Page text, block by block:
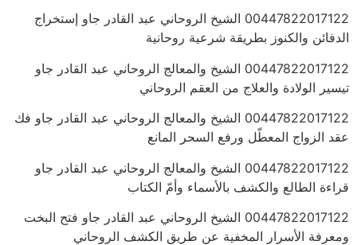
00447822017122 الشيخ الروحاني عبد القادر جاو إستخراج
الدفائن والكنوز بطريقة شرعية روحانية
00447822017122 الشيخ والمعالج الروحاني عبد القادر جاو
تيسير الولادة والعلاج من العقم الروحاني
00447822017122 الشيخ والمعالج الروحاني عبد القادر جاو فك
عقد الزواج المعطّل ورفع السحر المانع
00447822017122 الشيخ والمعالج الروحاني عبد القادر جاو
قراءة الطالع والكشف بالأسماء وأمّ الكتاب
00447822017122 الشيخ الروحاني عبد القادر جاو فتح البخت
ومعرفة الأسرار المخفية عن طريق الكشف الروحاني